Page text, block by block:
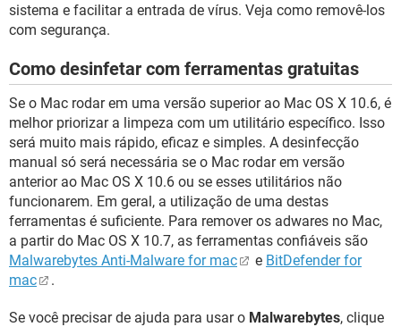
sistema e facilitar a entrada de vírus. Veja como removê-los
com segurança.
Como desinfetar com ferramentas gratuitas
Se o Mac rodar em uma versão superior ao Mac OS X 10.6, é
melhor priorizar a limpeza com um utilitário específico. Isso
será muito mais rápido, eficaz e simples. A desinfecção
manual só será necessária se o Mac rodar em versão
anterior ao Mac OS X 10.6 ou se esses utilitários não
funcionarem. Em geral, a utilização de uma destas
ferramentas é suficiente. Para remover os adwares no Mac,
a partir do Mac OS X 10.7, as ferramentas confiáveis são
Malwarebytes Anti-Malware for mac
e BitDefender for
mac
.
Se você precisar de ajuda para usar o Malwarebytes, clique